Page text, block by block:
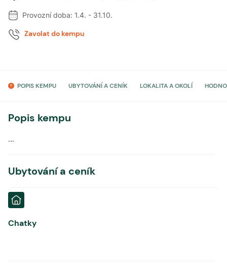
Provozní doba: 1.4. - 31.10.
Zavolat do kempu
POPIS KEMPU UBYTOVÁNÍ A CENÍK LOKALITA A OKOLÍ
Popis kempu
...
Ubytování a ceník
Chatky